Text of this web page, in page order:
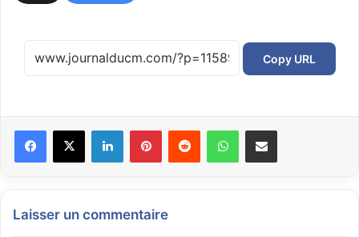
Copy URL
Laisser un commentaire